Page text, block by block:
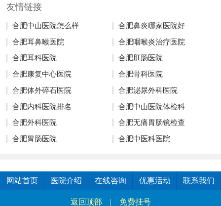
友情链接
合肥中山医院怎么样 合肥鼻炎哪家医院好
合肥耳鼻喉医院 合肥咽喉炎治疗医院
合肥耳科医院 合肥肛肠医院
合肥康复中心医院 合肥骨科医院
合肥体外碎石医院 合肥泌尿外科医院
合肥内科医院排名 合肥中山医院体检科
合肥外科医院 合肥无痛胃肠镜检查
合肥胃肠医院 合肥中医科医院
网站首页 医院介绍 在线咨询 优惠活动 联系我们
返回顶部 | 免费挂号